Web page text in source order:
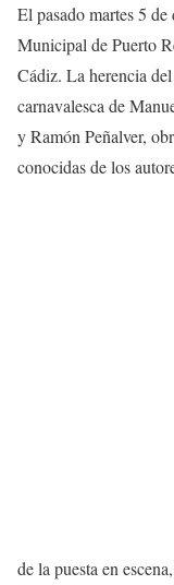
El pasado martes 5
Municipal de Puerto
Cádiz. La herencia del
carnavalesca de
y Ramón Peñalver,
conocidas de los
de la puesta en